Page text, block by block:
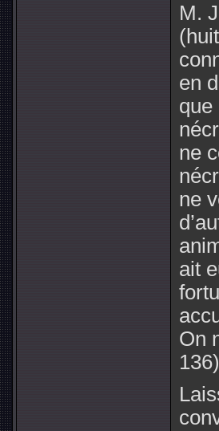
M.
en
que
ne
ne
ait
On